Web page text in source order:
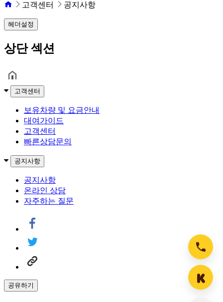
고객센터
공지사항
헤더설정
상단 섹션
고객센터
보유차량 및 요금안내
대여가이드
고객센터
빠른상담문의
공지사항
공지사항
온라인 상담
자주하는 질문
공유하기